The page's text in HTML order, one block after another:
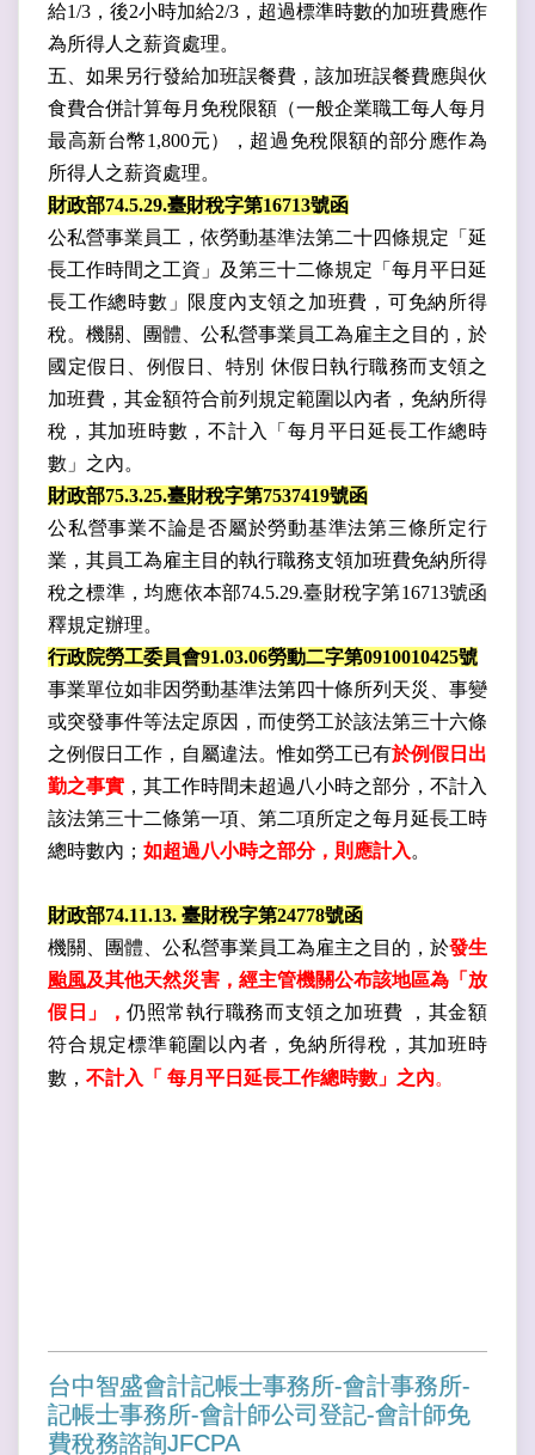
給1/3，後2小時加給2/3，超過標準時數的加班費應作
為所得人之薪資處理。
五、如果另行發給加班誤餐費，該加班誤餐費應與伙
食費合併計算每月免稅限額（一般企業職工每人每月
最高新台幣1,800元），超過免稅限額的部分應作為
所得人之薪資處理。
財政部74.5.29.臺財稅字第16713號函
公私營事業員工，依勞動基準法第二十四條規定「延
長工作時間之工資」及第三十二條規定「每月平日延
長工作總時數」限度內支領之加班費，可免納所得
稅。 機關、團體、公私營事業員工為雇主之目的，於
國定假日、例假日
、特別 休假日執行職務而支領之
加班費，其金額符合前列規定範圍以內者，免納所得
稅，其加班時數，不計入「每月平日延長工作總時
數」之內。
財政部75.3.25.臺財稅字第7537419號函
公私營事業不論是否屬於勞動基準法第三條所定行
業，其員工為雇主目的執行職務支領加班費免納所得
稅之標準，均應依本部74.5.29.臺財稅字第16713號函
釋規定辦理。
行政院勞工委員會91.03.06勞動二字第0910010425號
事業單位如非因勞動基準法第四十條所列天災、事變
或突發事件等法定原因，而使勞工於該法第三十六條
之例假日工作，自屬違法。惟如勞工已有於例假日出
勤之事實 ，其工作時間未超過八小時之部分，不計入
該法第三十二條第一項、第二項所定之每月延長工時
總時數內； 如超過八小時之部分，則應計入 。
財政部74.11.13. 臺財稅字第24778號函
機關、團體、公私營事業員工為雇主之目的，於發生
颱風及其他天然災害，經主管機關公布該地區為「放
假日」，仍照常執行職務而支領之加班費
，其金額
符合規定標準範圍以內者，免納所得稅，其加班時
數， 不計入「 每月平日延長工作總時數」之內。
台中智盛會計記帳士事務所-會計事務所-
記帳士事務所-會計師公司登記-會計師免
費稅務諮詢JFCPA